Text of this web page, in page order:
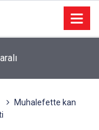
Muhalefette kan